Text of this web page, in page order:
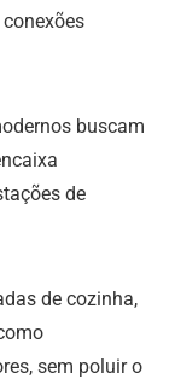
buscam
de
de cozinha,
sem poluir o